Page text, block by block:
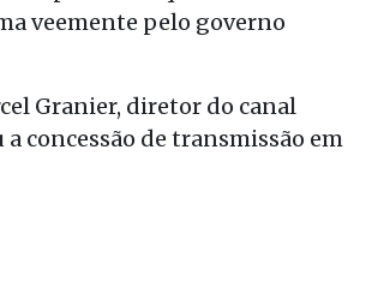
veemente pelo governo
Granier, diretor do canal
concessão de transmissão em